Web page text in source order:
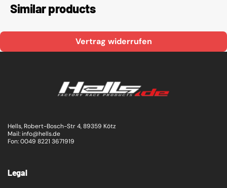
Similar products
Vertrag widerrufen
Hells, Robert-Bosch-Str 4, 89359 Kötz
Mail: info@hells.de
Fon: 0049 8221 3671919
Legal